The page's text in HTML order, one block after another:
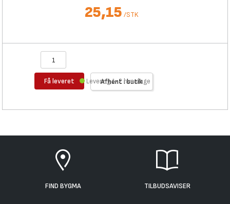
25,15 /STK
Få leveret Afhent i butik
Levering 1-2 hverdage
FIND BYGMA TILBUDSAVISER